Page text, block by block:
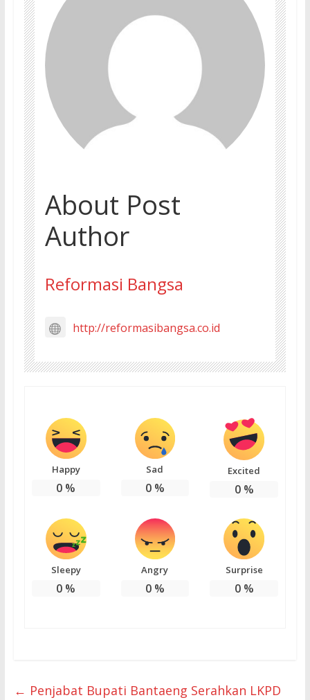
About Post
Author
Reformasi Bangsa
http://reformasibangsa.co.id
Happy
0 %
Sad
0%
Excited
0%
Sleepy
0 %
Angry
0%
Surprise
0%
← Penjabat Bupati Bantaeng Serahkan LKPD